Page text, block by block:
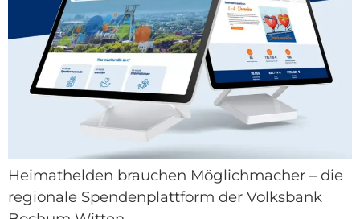
Heimathelden brauchen Möglichmacher – die
regionale Spendenplattform der Volksbank